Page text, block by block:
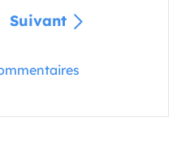
Suivant